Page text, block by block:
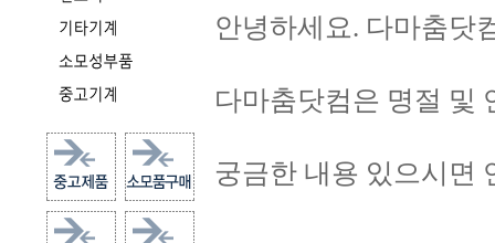
안녕하세요. 다마춤닷
다마춤닷컴은 명절 및
궁금한 내용 있으시면